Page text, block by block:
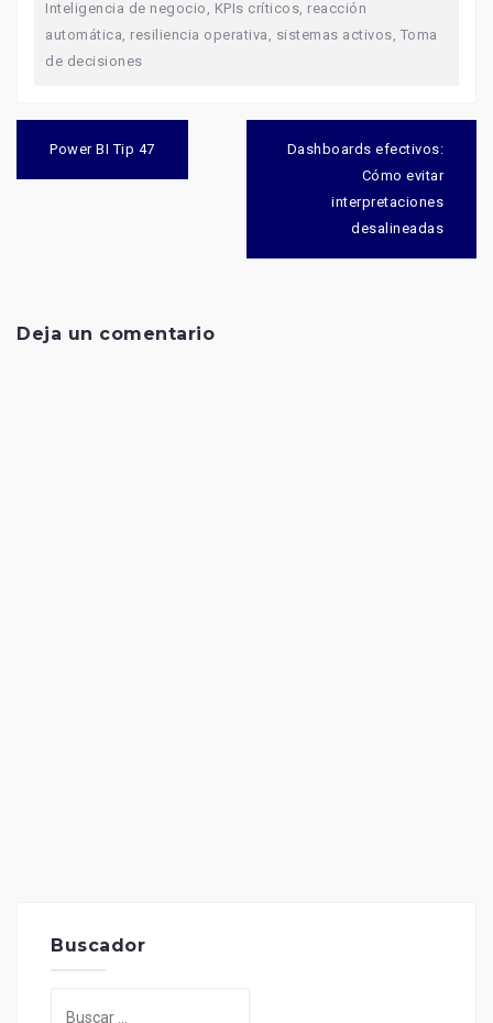
Inteligencia de negocio , KPIs críticos, reacción
automática, resiliencia operativa , sistemas activos, Toma
de decisiones
Power BI Tip 47
Dashboards efectivos:
Cómo evitar
interpretaciones
desalineadas
Deja un comentario
Buscador